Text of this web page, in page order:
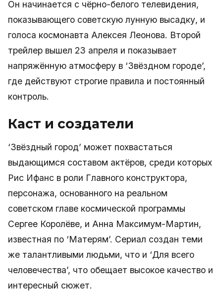
Он начинается с чёрно-белого телевидения,
показывающего советскую лунную высадку, и
голоса космонавта Алексея Леонова. Второй
трейлер вышел 23 апреля и показывает
напряжённую атмосферу в ‘Звёздном городе’,
где действуют строгие правила и постоянный
контроль.
Каст и создатели
‘Звёздный город’ может похвастаться
выдающимся составом актёров, среди которых
Рис Ифанс в роли Главного конструктора,
персонажа, основанного на реальном
советском главе космической программы
Сергее Королёве, и Анна Максимум-Мартин,
известная по ‘Матерям’. Сериал создан теми
же талантливыми людьми, что и ‘Для всего
человечества’, что обещает высокое качество и
интересный сюжет.